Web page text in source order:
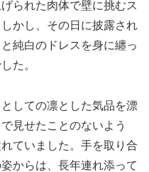
られた肉体で壁に挑むス
かし、その日に披露され
純白のドレスを身に纏っ
た。
しての凛とした気品を漂
見せたことのないよう
ていました。手を取り合
からは、長年連れ添って